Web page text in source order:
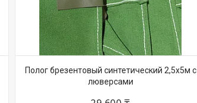
Полог брезентовый синтетический 2,5х5м с
люверсами